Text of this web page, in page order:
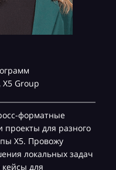
Х5 Group
форматные
для разного
Х5. Провожу
локальных задач
для